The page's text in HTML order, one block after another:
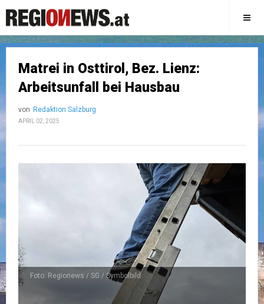
Matrei in Osttirol, Bez. Lienz:
Arbeitsunfall bei Hausbau
von Redaktion Salzburg
APRIL 02, 2025
Foto: Regionews / SG / Symbolbild